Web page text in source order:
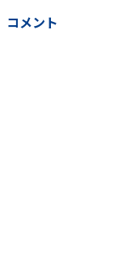
コメント